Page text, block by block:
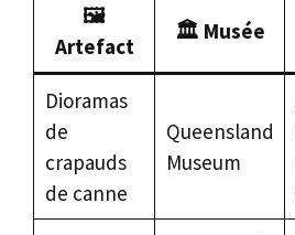
🖼️
Artefact
🏛️ Musée
Dioramas
de
crapauds
de canne
Queensland
Museum